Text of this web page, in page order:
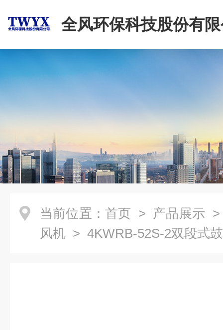
全风环保科技股份有
当前位置： 首页 > 产品展示
风机 > 4KWRB-52S-2双段式